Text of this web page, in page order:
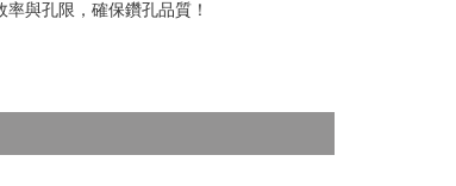
與孔限，確保鑽孔品質！